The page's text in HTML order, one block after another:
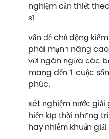
nghiệm cần thiết
sĩ.
vấn đề chủ động
phái mạnh nâng
với ngăn ngừa các
mang đến 1 cuộc
phúc.
xét nghiệm nước
hiện kịp thời những
hay nhiễm khuẩn giải